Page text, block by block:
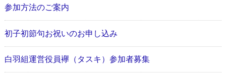
参加方法のご案内
初子初節句お祝いのお申し込み
白羽組運営役員襷（タスキ）参加者募集